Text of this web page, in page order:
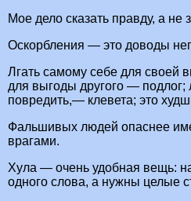
Мое дело сказать правду, а не
Оскорбления — это доводы
Лгать самому себе для своей
для выгоды другого — подлог;
повредить,— клевета; это
Фальшивых людей опаснее
врагами.
Хула — очень удобная вещь:
одного слова, а нужны целые